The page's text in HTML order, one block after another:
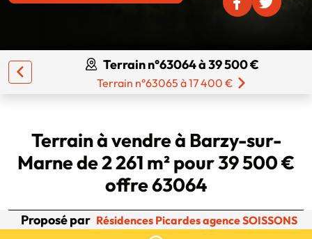
Terrain n°63064 à 39 500 €
Terrain n°63065 à 17 400 €
Terrain à vendre à Barzy-sur-
Marne de 2 261 m² pour 39 500 €
offre 63064
Proposé par Résidences Picardes agence SOISSONS